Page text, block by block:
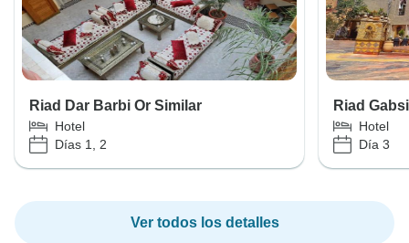
Riad Dar Barbi Or Similar
Hotel
Días 1, 2
Riad
Hotel
Día 3
Ver todos los detalles